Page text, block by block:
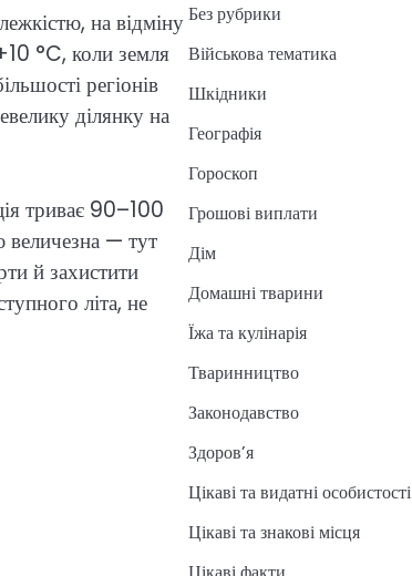
на відміну
°C, коли земля
регіонів
ділянку на
триває 90–100
величезна — тут
й захистити
літа, не
Без рубрики
Військова тематика
Шкідники
Географія
Гороскоп
Грошові виплати
Дім
Домашні тварини
Їжа та кулінарія
Тваринництво
Законодавство
Здоров’я
Цікаві та видатні особистості
Цікаві та знакові місця